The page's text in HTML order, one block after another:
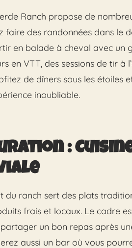
Ranch propose de
faire des randonnées dans le
en balade à cheval avec un
en VTT, des sessions de tir à
de dîners sous les étoiles
inoubliable.
:
du ranch sert des plats
frais et locaux. Le cadre
un bon repas après
aussi un bar où vous